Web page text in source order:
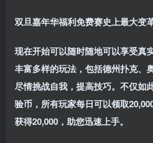
双旦嘉年华福利免费赛史上最大变
现在开始可以随时随地可以享受真
丰富多样的玩法，包括德州扑克、
尽情挑战自我，提高技巧。不仅如
验币，所有玩家每日可以领取
获得20,000，助您迅速上手。